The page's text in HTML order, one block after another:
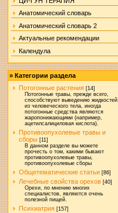
Анатомический словарь
Анатомический словарь 2
Актуальные рекомендации
Календула
»Категории раздела
Потогонные растения [14]
Потогонные травы, прежде всего,
способствуют выведению жидкостей
из человеческого тела, иногда
потогонные средства являются
жаропонижающими (например,
ацетилсалициловая кислота).
Противоопухолевые травы и
сборы [11]
В данном разделе вы можете
прочесть о том, какими бывают
противоопухолевые травы,
противоопухолевые сборы
Общетематические статьи [86]
Лечебные свойства орехов [40]
Орехи, по мнению многих
специалистов, являются очень
полезной пищей.
Психиатрия [157]